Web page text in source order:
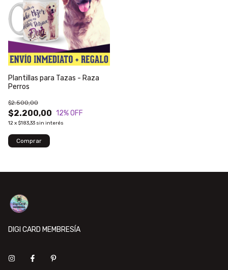
Plantillas para Tazas - Raza
Perros
$2.200,00
$2.500,00
12% OFF
12x $183,33 sin interés
DIGI CARD MEMBRESÍA